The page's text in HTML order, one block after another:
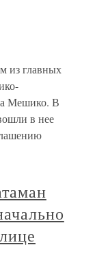
из главных
Мешико. В
в нее